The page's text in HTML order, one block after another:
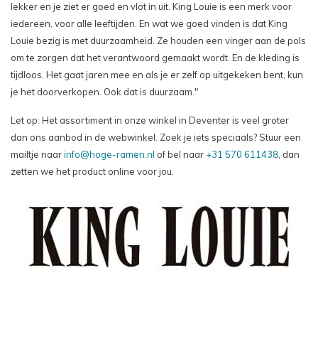
lekker en je ziet er goed en vlot in uit. King Louie is een merk voor
iedereen, voor alle leeftijden. En wat we goed vinden is dat King
Louie bezig is met duurzaamheid. Ze houden een vinger aan de pols
om te zorgen dat het verantwoord gemaakt wordt. En de kleding is
tijdloos. Het gaat jaren mee en als je er zelf op uitgekeken bent, kun
je het doorverkopen. Ook dat is duurzaam."
Let op: Het assortiment in onze winkel in Deventer is veel groter
dan ons aanbod in de webwinkel. Zoek je iets speciaals? Stuur een
mailtje naarinfo@hoge-ramen.nl of bel naar +31 570 611438 , dan
zetten we het product online voor jou.